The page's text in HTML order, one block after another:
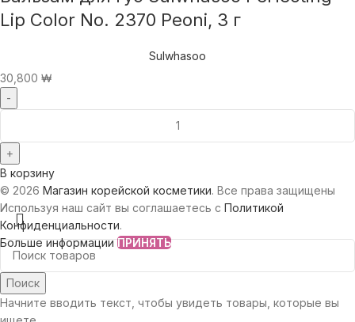
Lip Color No. 2370 Peoni, 3 г
Sulwhasoo
30,800 ₩
В корзину
© 2026 Магазин корейской косметики. Все права защищены
Поиск
Начните вводить текст, чтобы увидеть товары, которые вы
Используя наш сайт вы соглашаетесь с Политикой
Конфиденциальности.
Больше информацииПРИНЯТЬ